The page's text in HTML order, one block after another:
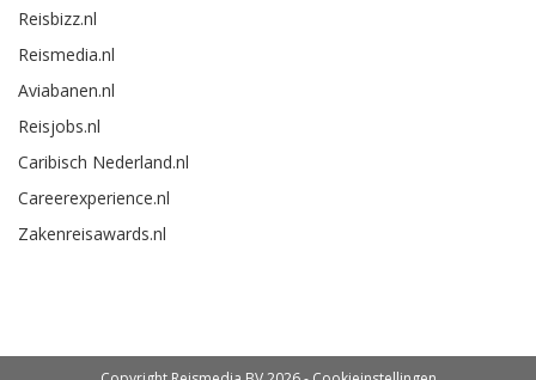
Reisbizz.nl
Reismedia.nl
Aviabanen.nl
Reisjobs.nl
Caribisch Nederland.nl
Careerexperience.nl
Zakenreisawards.nl